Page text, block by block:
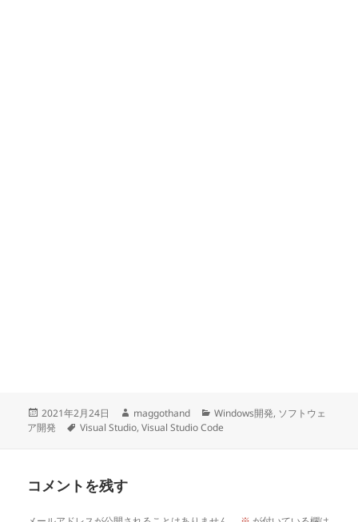
投
稿
2021年2月24日
作
成
maggothand
カ
テ
Windows開発, ソフトウェ
ア開発
タ
Visual Studio,Visual Studio Code
コメントを残す